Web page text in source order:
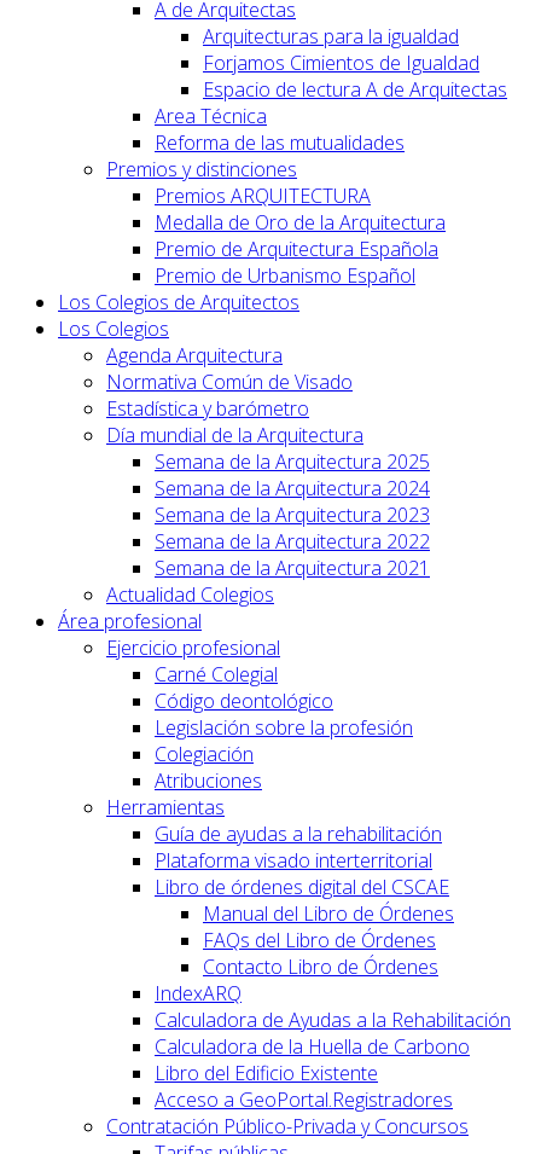
A de Arquitectas
Arquitecturas para la igualdad
Forjamos Cimientos de Igualdad
Espacio de lectura A de Arquitectas
Area Técnica
Reforma de las mutualidades
Premios y distinciones
Premios ARQUITECTURA
Medalla de Oro de la Arquitectura
Premio de Arquitectura Española
Premio de Urbanismo Español
Los Colegios de Arquitectos
Los Colegios
Agenda Arquitectura
Normativa Común de Visado
Estadística y barómetro
Día mundial de la Arquitectura
Semana de la Arquitectura 2025
Semana de la Arquitectura 2024
Semana de la Arquitectura 2023
Semana de la Arquitectura 2022
Semana de la Arquitectura 2021
Actualidad Colegios
Área profesional
Ejercicio profesional
Carné Colegial
Código deontológico
Legislación sobre la profesión
Colegiación
Atribuciones
Herramientas
Guía de ayudas a la rehabilitación
Plataforma visado interterritorial
Libro de órdenes digital del CSCAE
Manual del Libro de Órdenes
FAQs del Libro de Órdenes
Contacto Libro de Órdenes
IndexARQ
Calculadora de Ayudas a la Rehabilitación
Calculadora de la Huella de Carbono
Libro del Edificio Existente
Acceso a GeoPortal.Registradores
Contratación Público-Privada y Concursos